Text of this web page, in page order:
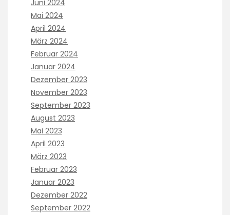
Juni 2024
Mai 2024
April 2024
März 2024
Februar 2024
Januar 2024
Dezember 2023
November 2023
September 2023
August 2023
Mai 2023
April 2023
März 2023
Februar 2023
Januar 2023
Dezember 2022
September 2022